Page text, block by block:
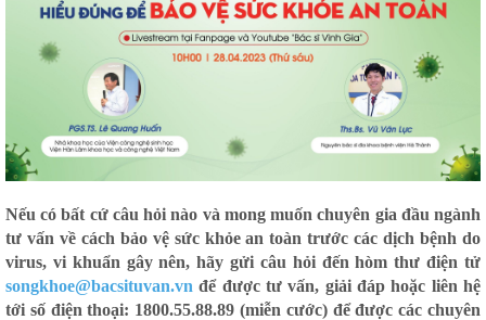
Nếu có bất cứ câu hỏi nào và mong muốn chuyên gia đầu ngành
tư vấn về cách bảo vệ sức khỏe an toàn trước các dịch bệnh do
virus, vi khuẩn gây nên, hãy gửi câu hỏi đến hòm thư điện tử
songkhoe@bacsituvan.vn để được tư vấn, giải đáp hoặc liên hệ
tới số điện thoại: 1800.55.88.89 (miễn cước) để được các chuyên